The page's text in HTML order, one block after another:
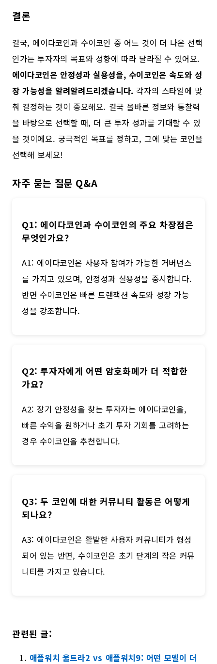
결론
결국, 에이다코인과 수이코인 중 어느 것이 더 나은 선택
인가는 투자자의 목표와 성향에 따라 달라질 수 있어요.
에이다코인은 안정성과 실용성을, 수이코인은 속도와 성
장 가능성을 알려알려드리겠습니다. 각자의 스타일에 맞
춰 결정하는 것이 중요해요. 결국 올바른 정보와 통찰력
을 바탕으로 선택할 때, 더 큰 투자 성과를 기대할 수 있
을 것이에요. 궁극적인 목표를 정하고, 그에 맞는 코인을
선택해 보세요!
자주 묻는 질문 Q&A
Q1: 에이다코인과 수이코인의 주요 차장점은
무엇인가요?
A1: 에이다코인은 사용자 참여가 가능한 거버넌스
를 가지고 있으며, 안정성과 실용성을 중시합니다.
반면 수이코인은 빠른 트랜잭션 속도와 성장 가능
성을 강조합니다.
Q2: 투자자에게 어떤 암호화폐가 더 적합한
가요?
A2: 장기 안정성을 찾는 투자자는 에이다코인을,
빠른 수익을 원하거나 초기 투자 기회를 고려하는
경우 수이코인을 추천합니다.
Q3: 두 코인에 대한 커뮤니티 활동은 어떻게
되나요?
A3: 에이다코인은 활발한 사용자 커뮤니티가 형성
되어 있는 반면, 수이코인은 초기 단계의 작은 커뮤
니티를 가지고 있습니다.
관련된 글:
애플워치 울트라2 vs 애플워치9: 어떤 모델이 더